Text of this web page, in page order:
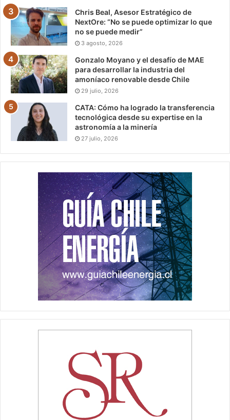
Chris Beal, Asesor Estratégico de
NextOre: “No se puede optimizar lo que
no se puede medir”
3 agosto, 2026
Gonzalo Moyano y el desafío de MAE
para desarrollar la industria del
amoníaco renovable desde Chile
29 julio, 2026
CATA: Cómo ha logrado la transferencia
tecnológica desde su expertise en la
astronomía a la minería
27 julio, 2026